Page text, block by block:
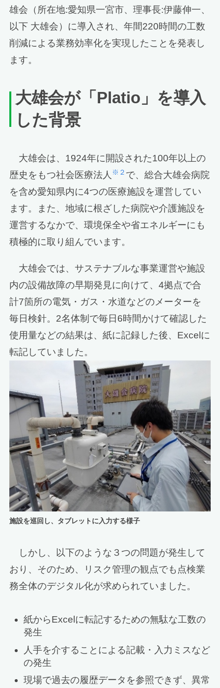
雄会（所在地:愛知県一宮市、理事長:伊藤伸一、
以下 大雄会）に導入され、年間220時間の工数
削減による業務効率化を実現したことを発表し
ます。
大雄会が「 Platio 」を導入
した背景
大雄会は、1924年に開設された100年以上の
歴史をもつ社会医療法人 ※２ で、総合大雄会病院
を含め愛知県内に4つの医療施設を運営してい
ます。また、地域に根ざした病院や介護施設を
運営するなかで、環境保全や省エネルギーにも
積極的に取り組んでいます。
大雄会では、サステナブルな事業運営や施設
内の設備故障の早期発見に向けて、4拠点で合
計7箇所の電気・ガス・水道などのメーターを
毎日検針。2名体制で毎日6時間かけて確認した
使用量などの結果は、紙に記録した後、Excelに
転記していました。
施設を巡回し、タブレットに入力する様子
しかし、以下のような３つの問題が発生して
おり、そのため、リスク管理の観点でも点検業
務全体のデジタル化が求められていました。
紙からExcelに転記するための無駄な工数の
発生
人手を介することによる記載・入力ミスなど
の発生
現場で過去の履歴データを参照できず、異常